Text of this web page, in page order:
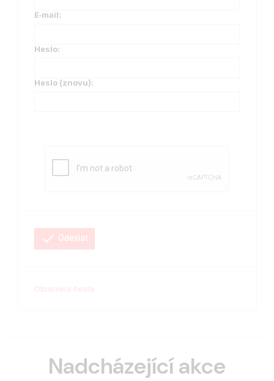
E‑mail:
Heslo:
Heslo (znovu):
Odeslat
Obnovení hesla
Nadcházející akce